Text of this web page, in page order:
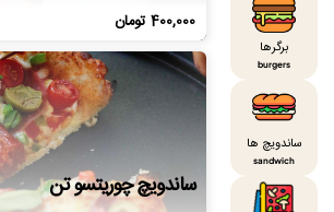
برگرها
burgers
ساندویچ ها
sandwich
400,000تومان
ساندویچ چوریتسو تن